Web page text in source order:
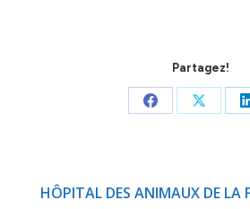
Partagez!
Share
Share
HÔPITAL DES ANIMAUX DE LA